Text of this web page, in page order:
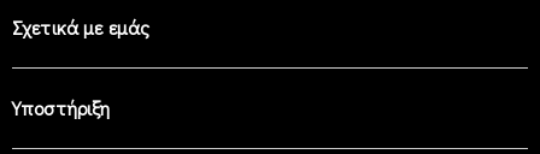
Σχετικά με εμάς
Υποστήριξη